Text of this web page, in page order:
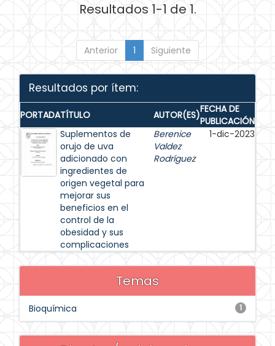
Resultados 1-1 de 1.
Anterior 1 Siguiente
Resultados por ítem:
PORTADATÍTULO AUTOR(ES)FECHA DE
PUBLICACIÓN
Suplementos de
orujo de uva
adicionado con
ingredientes de
origen vegetal para
mejorar sus
beneficios en el
control de la
obesidad y sus
complicaciones
Berenice
Valdez
Rodríguez
1-dic-2023
Temas
1
Bioquímica